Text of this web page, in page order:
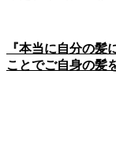
『本当に自分の髪
ことでご自身の髪